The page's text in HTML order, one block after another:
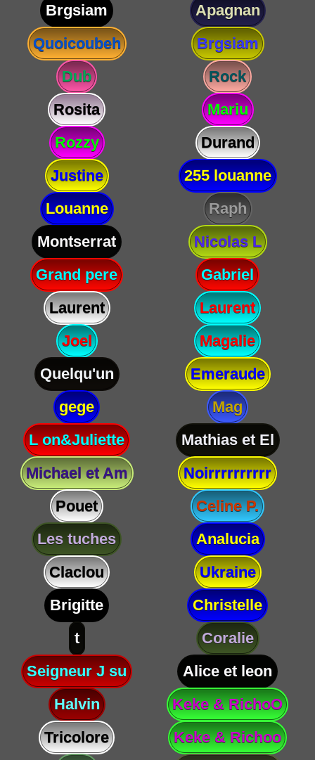
Brgsiam
Apagnan
Quoicoubeh
Brgsiam
Dub
Rock
Rosita
Mariu
Rozzy
Durand
Justine
255 louanne
Louanne
Raph
Montserrat
Nicolas L
Grand pere
Gabriel
Laurent
Laurent
Joel
Magalie
Quelqu'un
Emeraude
gege
Mag
L on&Juliette
Mathias et El
Michael et Am
Noirrrrrrrrrr
Pouet
Celine P.
Les tuches
Analucia
Claclou
Ukraine
Brigitte
Christelle
t
Coralie
Seigneur J su
Alice et leon
Halvin
Keke & RichoO
Tricolore
Keke & Richoo